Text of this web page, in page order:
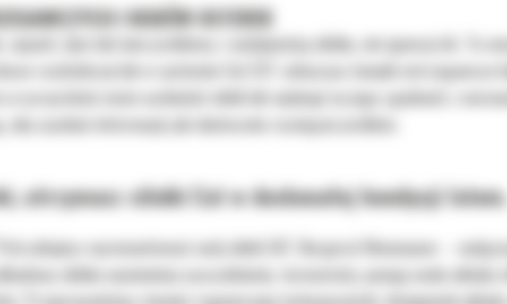
I KODÓW USTEREK
zapach, dym lub inne problemy z wydajnością silnika, nie ignoruj ich. To
rozdzielczej lub w systemie Cat EST zobaczysz lampki ostrzegawcze
przyszłości może uszkodzić silnik lub wpłynąć na jego zgodność z
aby uzyskać informacje jak skutecznie rozwiązać problem.
utrzymasz silniki Cat w doskonałej kondycji latem.
wyremontować swój silnik CAT. Bergerat Monnoyeur –
silnika wymienimy uszczelnienia, termostaty, pompę wody układu